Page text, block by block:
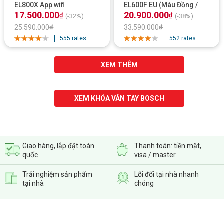
EL800X App wifi
17.500.000₫ (-32%)
25.590.000₫
555 rates
EL600F EU (Màu Đồng /
Màu Đen) / App wifi - mở
cửa khuôn mặt
20.900.000₫ (-38%)
33.590.000₫
552 rates
XEM THÊM
XEM KHÓA VÂN TAY BOSCH
Giao hàng, lắp đặt toàn
quốc
Thanh toán: tiền mặt,
visa / master
Trải nghiệm sản phẩm
tại nhà
Lỗi đổi tại nhà nhanh
chóng